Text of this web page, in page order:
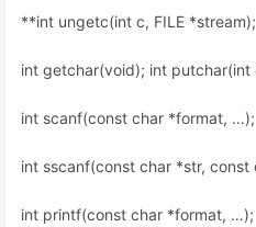
**int ungetc(int c, FILE *stream);
int getchar(void); int putchar(int
int scanf(const char *format, …);
int sscanf(const char *str,
int printf(const char *format, …);